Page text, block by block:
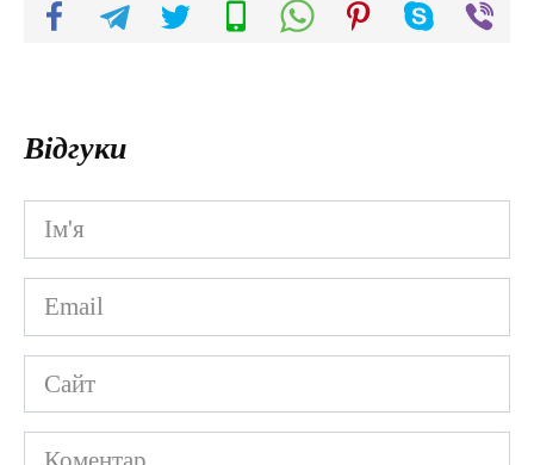
Відгуки
Ім'я
*
Email
*
Сайт
Коментар